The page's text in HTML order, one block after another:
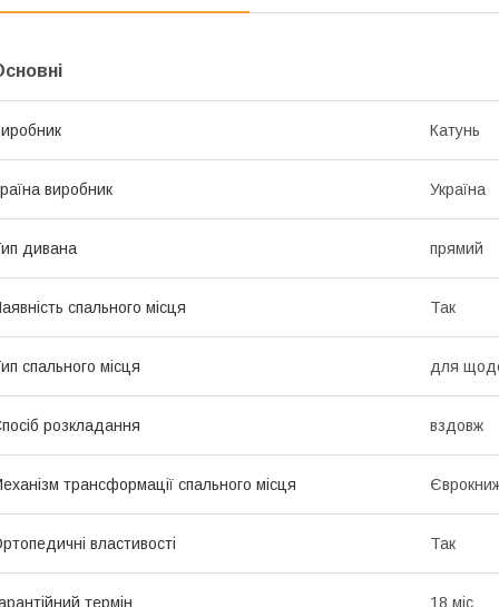
Катунь
виробник Україна
дивана прямий
спального місця Так
спального місця для
розкладання вздовж
трансформації спального місця
властивості Так
термін 18 міс